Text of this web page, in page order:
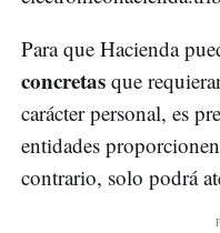
Para que Hacienda
concretas que
carácter personal, es
entidades
contrario, solo podrá